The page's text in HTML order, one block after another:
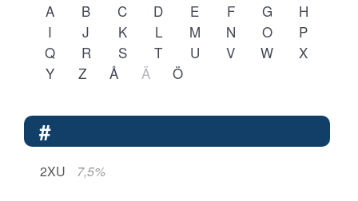
A B C D E F G
H
I
J K L M N O
P
Q
R S T U V W
X
Y
Z Å Ä Ö
#
2XU 7,5%